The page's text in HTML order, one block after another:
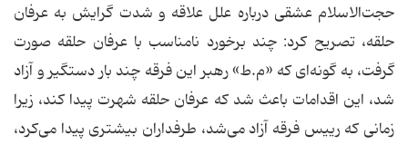
حجت‌الاسلام عشقی درباره علل علاقه و شدت گرایش به عرفان
حلقه، تصریح کرد: چند برخورد نامناسب با عرفان حلقه صورت
گرفت، به گونه‌ای که «م.ط» رهبر این فرقه چند بار دستگیر و آزاد
شد، این اقدامات باعث شد که عرفان حلقه شهرت پیدا کند، زیرا
زمانی که رییس فرقه آزاد می‌شد، طرفداران بیشتری پیدا می‌کرد،